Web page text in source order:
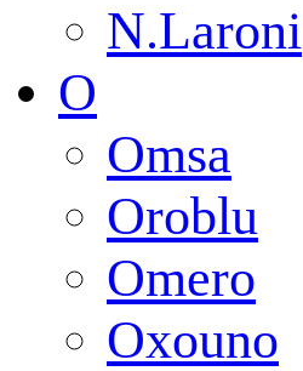
N.Laroni
O
Omsa
Oroblu
Omero
Oxouno